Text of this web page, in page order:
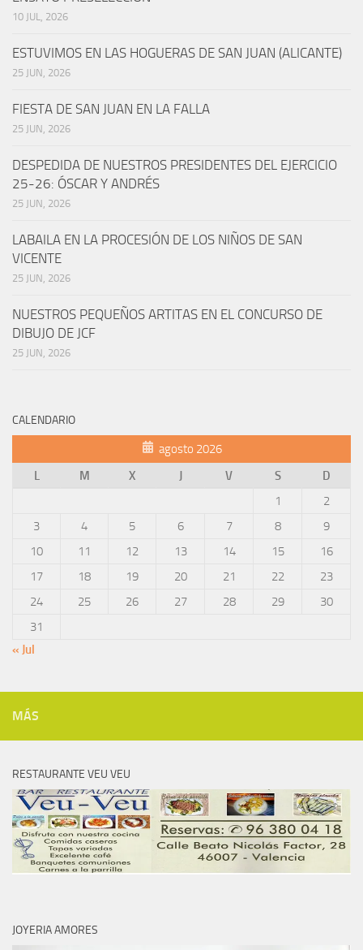
10 JUL, 2026
ESTUVIMOS EN LAS HOGUERAS DE SAN JUAN (ALICANTE)
25 JUN, 2026
FIESTA DE SAN JUAN EN LA FALLA
25 JUN, 2026
DESPEDIDA DE NUESTROS PRESIDENTES DEL EJERCICIO
25-26: ÓSCAR Y ANDRÉS
25 JUN, 2026
LABAILA EN LA PROCESIÓN DE LOS NIÑOS DE SAN
VICENTE
25 JUN, 2026
NUESTROS PEQUEÑOS ARTITAS EN EL CONCURSO DE
DIBUJO DE JCF
25 JUN, 2026
CALENDARIO
agosto 2026
L
M X J V S
D
1
2
3
4 5 6 7 8
9
10
11 12 13 14 15
16
17
18 19 20 21 22
23
24
25 26 27 28 29
30
31
« Jul
MÁS
RESTAURANTE VEU VEU
JOYERIA AMORES